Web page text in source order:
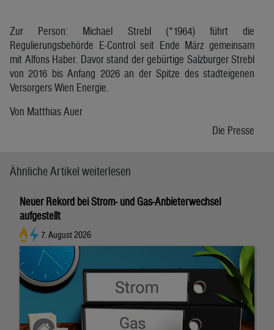
Zur Person: Michael Strebl (*1964) führt die
Regulierungsbehörde E-Control seit Ende März gemeinsam
mit Alfons Haber. Davor stand der gebürtige Salzburger Strebl
von 2016 bis Anfang 2026 an der Spitze des stadteigenen
Versorgers Wien Energie.
Von Matthias Auer
Die Presse
Ähnliche Artikel weiterlesen
Neuer Rekord bei Strom- und Gas-Anbieterwechsel
aufgestellt
7. August 2026